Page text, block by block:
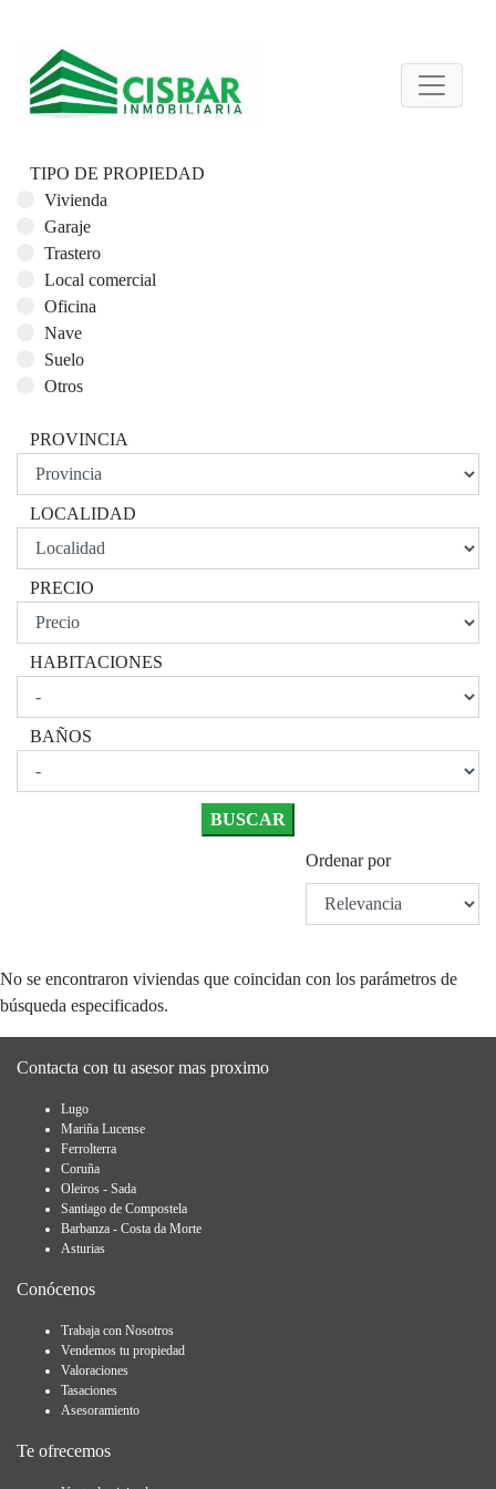
TIPO DE PROPIEDAD
Vivienda
Garaje
Trastero
Local comercial
Oficina
Nave
Suelo
Otros
PROVINCIA
LOCALIDAD
PRECIO
HABITACIONES
BAÑOS
Ordenar por
No se encontraron viviendas que coincidan con los parámetros de
búsqueda especificados.
Contacta con tu asesor mas proximo
Lugo
Mariña Lucense
Ferrolterra
Coruña
Oleiros - Sada
Santiago de Compostela
Barbanza - Costa da Morte
Asturias
Conócenos
Trabaja con Nosotros
Vendemos tu propiedad
Valoraciones
Tasaciones
Asesoramiento
Te ofrecemos